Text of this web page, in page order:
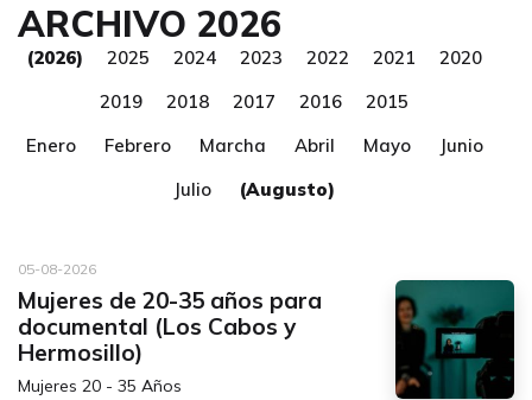
ARCHIVO 2026
(2026) 2025 2024 2023 2022 2021
2020
2019
2018 2017 2016
2015
Enero
Febrero Marcha Abril Mayo
Junio
Julio
(Augusto)
05-08-2026
Mujeres de 20-35 años para
documental (Los Cabos y
Hermosillo)
Mujeres 20 - 35 Años